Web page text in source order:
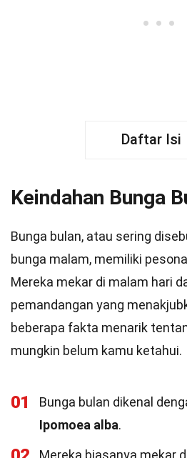
Daftar Isi
Keindahan Bunga
Bunga bulan, atau sering
bunga malam, memiliki
Mereka mekar di malam hari
pemandangan yang
beberapa fakta menarik
mungkin belum kamu ketahui.
01
Bunga bulan dikenal
Ipomoea alba.
Mereka biasanya mekar